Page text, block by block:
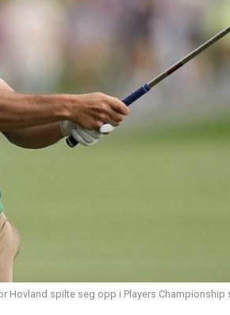
Hovland spilte seg opp i Players Championship